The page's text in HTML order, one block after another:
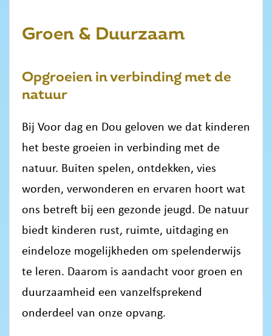
Groen & Duurzaam
Opgroeien in verbinding met de
natuur
Bij Voor dag en Dou geloven we dat kinderen
het beste groeien in verbinding met de
natuur. Buiten spelen, ontdekken, vies
worden, verwonderen en ervaren hoort wat
ons betreft bij een gezonde jeugd. De natuur
biedt kinderen rust, ruimte, uitdaging en
eindeloze mogelijkheden om spelenderwijs
te leren. Daarom is aandacht voor groen en
duurzaamheid een vanzelfsprekend
onderdeel van onze opvang.